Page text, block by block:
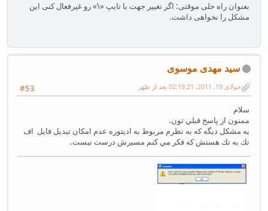
بعنوان راه حلی موقتی: اگر تغییر جهت با تایپ «\» رو غیرفعال کنی این
مشکل را نخواهی داشت.
سید مهدی موسوی
#53 جولای 19, 2011, 02:19:21 بعد از ظهر
سلام
ممنون از پاسخ قبلي تون.
يه مشكل ديگه كه به نظرم مربوط به اديتوره عدم امكان تبديل فايل اف
تك به تك هستش كه فكر مي كنم مسيرش درست نيست.